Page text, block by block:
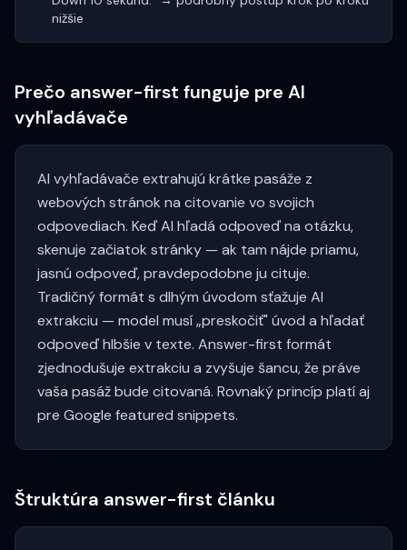
nižšie
Prečo answer-first funguje pre AI
vyhľadávače
AI vyhľadávače extrahujú krátke pasáže z
webových stránok na citovanie vo svojich
odpovediach. Keď AI hľadá odpoveď na otázku,
skenuje začiatok stránky — ak tam nájde priamu,
jasnú odpoveď, pravdepodobne ju cituje.
Tradičný formát s dlhým úvodom sťažuje AI
extrakciu — model musí „preskočiť" úvod a hľadať
odpoveď hlbšie v texte. Answer-first formát
zjednodušuje extrakciu a zvyšuje šancu, že práve
vaša pasáž bude citovaná. Rovnaký princíp platí aj
pre Google featured snippets.
Štruktúra answer-first článku